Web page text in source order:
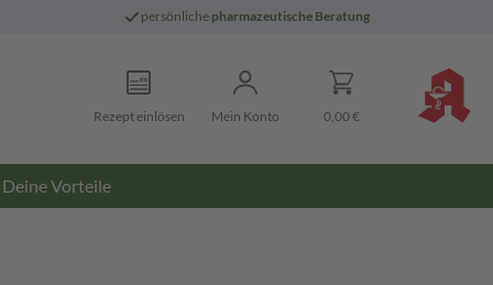
persönliche pharmazeutische Beratung
Rezept einlösen Mein Konto 0,00 €
Deine Vorteile